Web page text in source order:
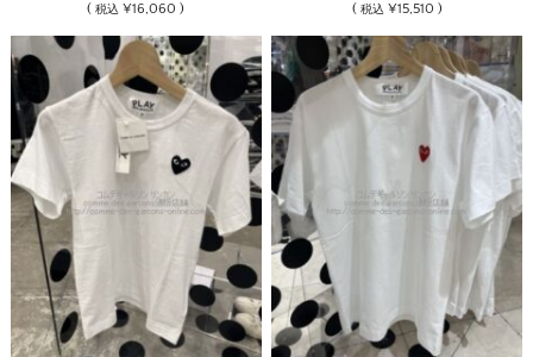
(税込 ¥16,060 ) ( 税込 ¥15,510 )